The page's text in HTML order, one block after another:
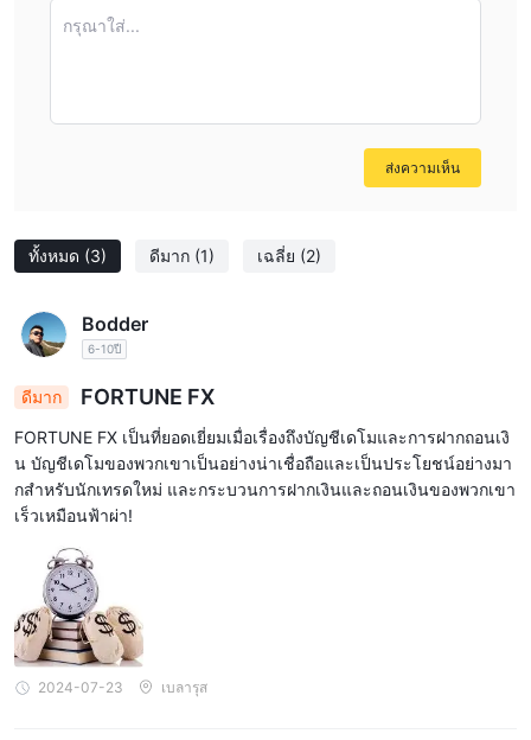
FORTUNE FXนำเสนอสภาพแวดล้อมการซื้อขายที่ไม่มีค่าคอมมิชชั่น
อย่าคิดว่าเลเวอเรจสูงจะเป็นประโยชน์เสมอไป มันสามารถขยายทั้ง
การสูญเสีย
FORTUNE FXให้บริการแพลตฟอร์มการซื้อขาย metatrader 5 ขั้นสูง
ที่สามารถเข้าถึงได้บนอุปกรณ์ใด ๆ, windows, android และ ios
เงินดิจิทัล หุ้น ดัชนี และสินค้าโภคภัณฑ์ และมีเครื่องมือที่ทรงพลัง
สำหรับการวิเคราะห์ราคาอย่างละเอียด ปัจจัยพื้นฐานและการวิเคราะห์
ทางเทคนิค การคัดลอกการซื้อขายและการใช้แอปพลิเคชันการซื้อขาย
แบบอัลกอริทึม
เครื่องมือการซื้อขาย
นอกจากแพลตฟอร์มการซื้อขาย MT5 แล้ว ยังมีเครื่องมือการซื้อขาย
บางอย่างให้ใช้งานอีกด้วย เช่น ปฏิทินเศรษฐกิจ ข่าวตลาด และอื่นๆ
วิธีการชำระเงิน
จำนวนเงินฝากและถอนขั้นต่ำคือ $100 และ FORTUNE FX ช่วยให้
ลูกค้าทำการฝากและถอนเงินผ่านตัวเลือกการชำระเงินที่หลากหลาย
เช่น วีซ่า มาสเตอร์การ์ด การโอนเงินผ่านธนาคาร neteller skrill
ทั้งหมด (3) ดีมาก (1) เฉลี่ย (2)
Bodder
6-10ปี
ดีมาก FORTUNE FX
FORTUNE FX เป็นที่ยอดเยี่ยมเมื่อเรื่องถึงบัญชีเดโมและการฝากถอนเงิ
น บัญชีเดโมของพวกเขาเป็นอย่างน่าเชื่อถือและเป็นประโยชน์อย่างมา
กสำหรับนักเทรดใหม่ และกระบวนการฝากเงินและถอนเงินของพวกเขา
เร็วเหมือนฟ้าผ่า!
2024-07-23 เบลารุส
กรุณาใส่...
ส่งความเห็น